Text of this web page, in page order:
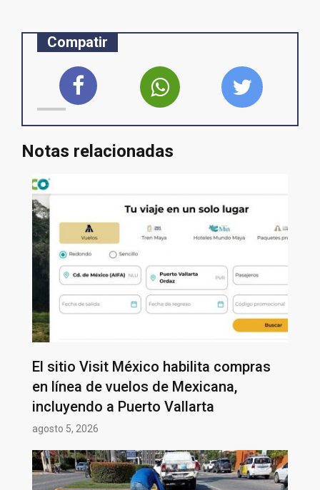
Compatir
Notas relacionadas
El sitio Visit México habilita compras
en línea de vuelos de Mexicana,
incluyendo a Puerto Vallarta
agosto 5, 2026